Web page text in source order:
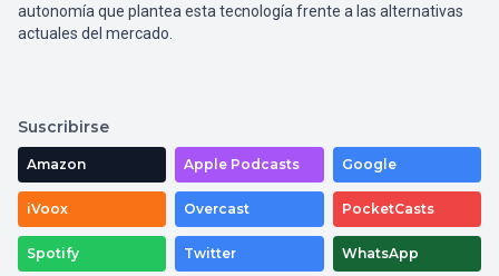
autonomía que plantea esta tecnología frente a las alternativas
actuales del mercado.
Suscribirse
Amazon Apple Podcasts Google
iVoox Overcast PocketCasts
Spotify Twitter WhatsApp